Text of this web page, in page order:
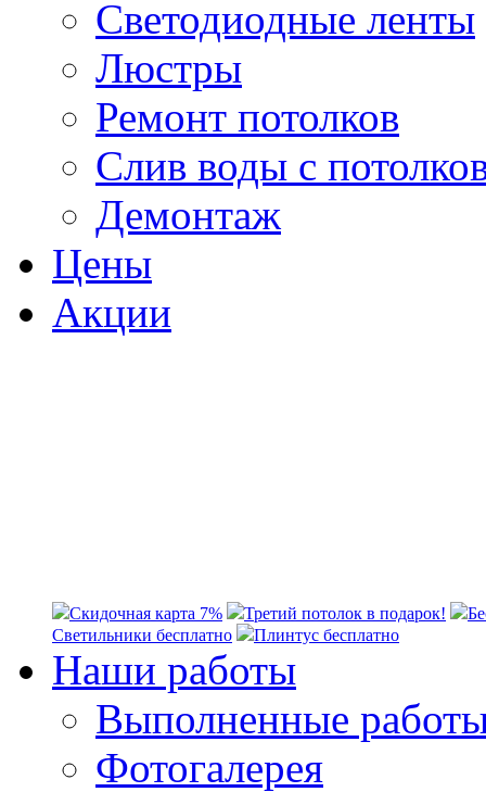
Светодиодные ленты
Люстры
Ремонт потолков
Слив воды c
Демонтаж
Цены
Акции
Скидочная карта 7% Третий потолок в подарок!
Светильники бесплатно
Плинтус бесплатно
Наши работы
Выполненные
Фотогалерея